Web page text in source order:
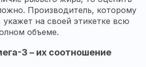
Производитель, которому
укажет на своей этикетке всю
объеме.
3 – их соотношение